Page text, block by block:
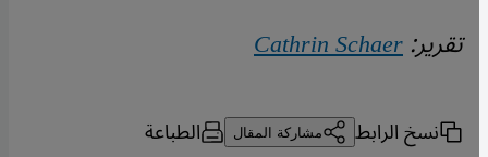
تقرير:Cathrin Schaer
نسخ الرابط مشاركة المقال الطباعة